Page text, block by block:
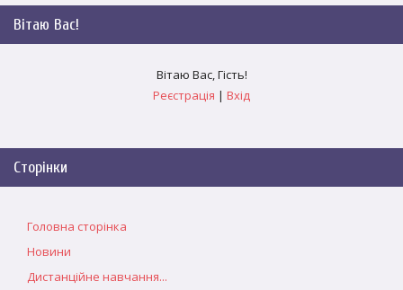
Вітаю Вас!
Вітаю Вас,Гість!
Реєстрація | Вхід
Сторінки
Головна сторінка
Новини
Дистанційне навчання...